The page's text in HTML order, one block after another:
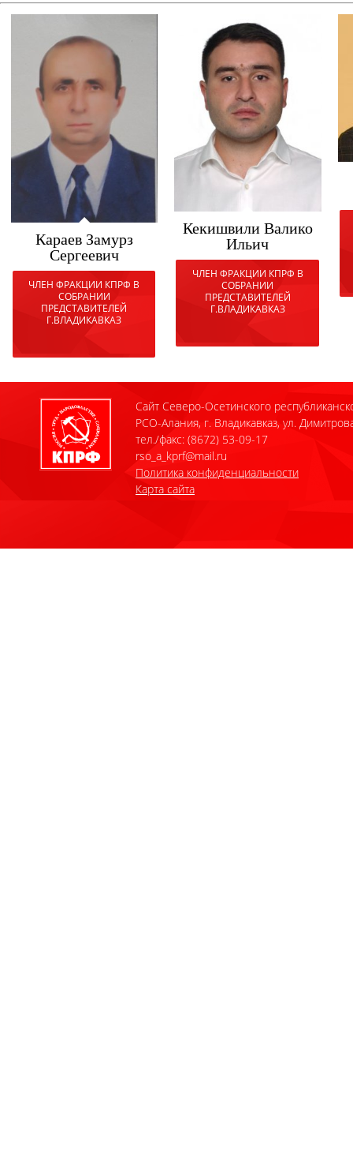
Караев Замурз
Сергеевич
ЧЛЕН ФРАКЦИИ КПРФ В
СОБРАНИИ
ПРЕДСТАВИТЕЛЕЙ
Г.ВЛАДИКАВКАЗ
Кекишвили Валико
Ильич
ЧЛЕН ФРАКЦИИ КПРФ В
СОБРАНИИ
ПРЕДСТАВИТЕЛЕЙ
Г.ВЛАДИКАВКАЗ
Сайт Северо-Осетинского
РСО-Алания, г. Владикавказ, ул.
тел./факс: (8672) 53-09-17
rso_a_kprf@mail.ru
Политика конфиденциальности
Карта сайта